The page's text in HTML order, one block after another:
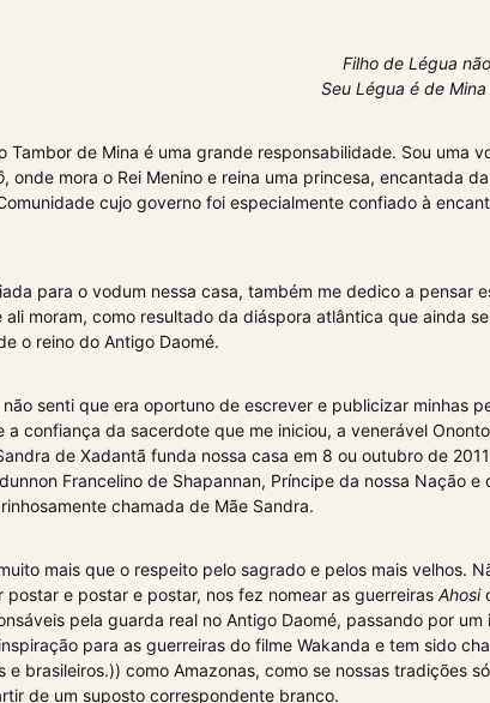
Filho de Légua
Seu Légua é de
Tambor de Mina é uma grande responsabilidade. Sou uma
, onde mora o Rei Menino e reina uma princesa, encantada
cujo governo foi especialmente confiado à
para o vodum nessa casa, também me dedico a pensar
ali moram, como resultado da diáspora atlântica que ainda
o reino do Antigo Daomé.
senti que era oportuno de escrever e publicizar minhas
a confiança da sacerdote que me iniciou, a venerável
de Xadantã funda nossa casa em 8 ou outubro de
Francelino de Shapannan, Príncipe da nossa Nação e
chamada de Mãe Sandra.
mais que o respeito pelo sagrado e pelos mais velhos.
postar e postar e postar, nos fez nomear as guerreiras Ahosi
pela guarda real no Antigo Daomé, passando por
para as guerreiras do filme Wakanda e tem sido
e brasileiros.)) como Amazonas, como se nossas tradições
de um suposto correspondente branco.